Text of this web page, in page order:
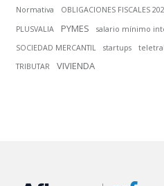
Normativa
OBLIGACIONES FISCALES
PLUSVALIA
PYMES salario mínimo
SOCIEDAD MERCANTIL startups
TRIBUTAR
VIVIENDA